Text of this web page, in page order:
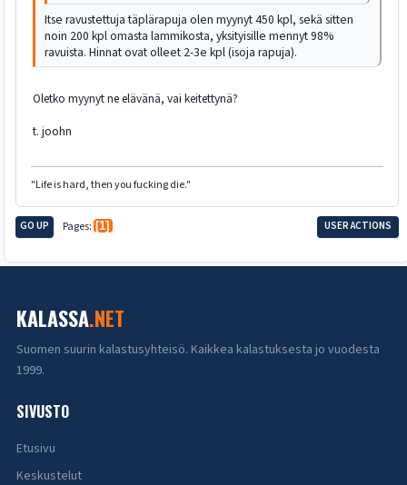
Itse ravustettuja täplärapuja olen myynyt 450 kpl, sekä sitten
noin 200 kpl omasta lammikosta, yksityisille mennyt 98%
ravuista. Hinnat ovat olleet 2-3e kpl (isoja rapuja).
Oletko myynyt ne elävänä, vai keitettynä?
t. joohn
"Life is hard, then you fucking die."
GO UP Pages 1 USER ACTIONS
KALASSA.NET
Suomen suurin kalastusyhteisö. Kaikkea kalastuksesta jo vuodesta
1999.
SIVUSTO
Etusivu
Keskustelut